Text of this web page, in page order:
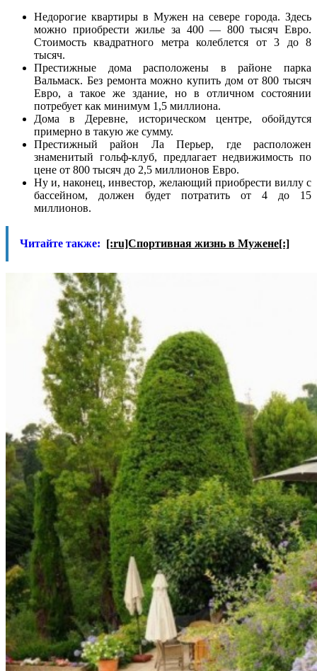
Недорогие квартиры в Мужен на севере города. Здесь
можно приобрести жилье за 400 — 800 тысяч Евро.
Стоимость квадратного метра колеблется от 3 до 8
тысяч.
Престижные дома расположены в районе парка
Вальмаск. Без ремонта можно купить дом от 800 тысяч
Евро, а такое же здание, но в отличном состоянии
потребует как минимум 1,5 миллиона.
Дома в Деревне, историческом центре, обойдутся
примерно в такую же сумму.
Престижный район Ла Перьер, где расположен
знаменитый гольф-клуб, предлагает недвижимость по
цене от 800 тысяч до 2,5 миллионов Евро.
Ну и, наконец, инвестор, желающий приобрести виллу с
бассейном, должен будет потратить от 4 до 15
миллионов.
Читайте также: [:ru]Спортивная жизнь в Мужене[:]